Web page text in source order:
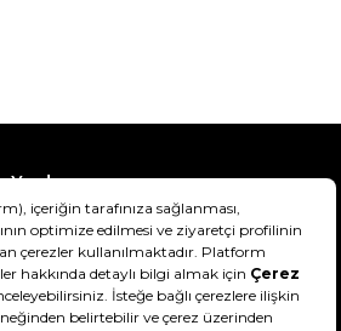
Yardım
Teslimat Bilgisi
Şartlar & Koşullar
Hakkımızda